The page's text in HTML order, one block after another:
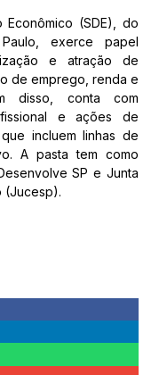
(SDE), do
exerce papel
e atração de
de emprego, renda e
disso, conta com
e ações de
incluem linhas de
A pasta tem como
SP e Junta
(Jucesp).